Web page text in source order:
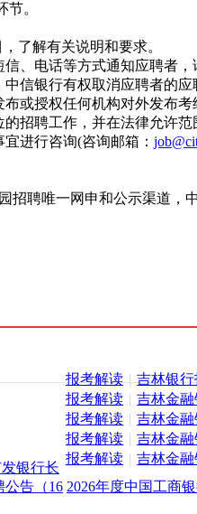
。
了解有关说明和要求。
电话等方式通知应聘者，
银行有权取消应聘者的应
授权任何机构对外发布考
聘工作，并在法律允许范
进行咨询(咨询邮箱：
招聘唯一网申和公示渠道
报考解读 | 吉林银
报考解读 | 吉林金
报考解读 | 吉林金
报考解读 | 吉林金
报考解读 | 吉林金
银行长
公告（16 2026年度中国工商